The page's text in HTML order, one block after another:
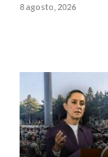
8 agosto, 2026